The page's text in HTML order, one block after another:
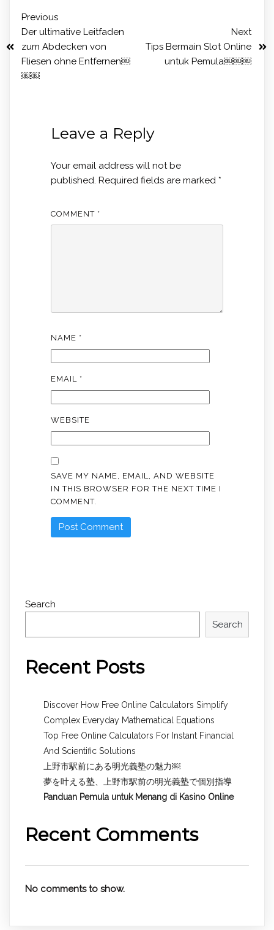
Previous
Der ultimative Leitfaden
zum Abdecken von
Fliesen ohne Entfernen￼
￼￼
Next
Tips Bermain Slot Online
untuk Pemula￼￼￼
Leave a Reply
Your email address will not be
published. Required fields are marked *
COMMENT *
NAME *
EMAIL *
WEBSITE
SAVE MY NAME, EMAIL, AND WEBSITE
IN THIS BROWSER FOR THE NEXT TIME I
COMMENT.
Search
Search
Recent Posts
Discover How Free Online Calculators Simplify
Complex Everyday Mathematical Equations
Top Free Online Calculators For Instant Financial
And Scientific Solutions
上野市駅前にある明光義塾の魅力￼
夢を叶える塾、上野市駅前の明光義塾で個別指導
Panduan Pemula untuk Menang di Kasino Online
Recent Comments
No comments to show.